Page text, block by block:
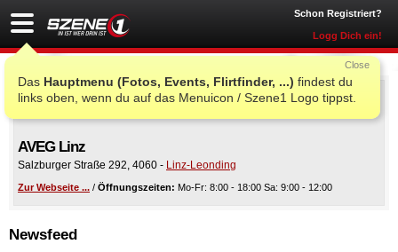
Schon Registriert?
Logg Dich ein!
Das Hauptmenu (Fotos, Events, Flirtfinder, ...) findest du
links oben, wenn du auf das Menuicon / Szene1 Logo tippst.
Close
AVEG Linz
Salzburger Straße 292, 4060 - Linz-Leonding
Zur Webseite ... / Öffnungszeiten: Mo-Fr: 8:00 - 18:00 Sa: 9:00 - 12:00
Newsfeed